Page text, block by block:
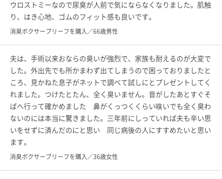
ウロストミーなので尿臭が人前で気にならなくなりました。肌触
り、はき心地、ゴムのフィット感も良いです。
消臭ボクサーブリーフを購入／66歳男性
夫は、手術以来おならの臭いが強烈で、家族も耐えるのが大変で
した。外出先でも所かまわず出てしまうので困っておりましたと
ころ、見かねた息子がネットで調べて試しにとプレゼントしてく
れました。つけたとたん、全く臭いません。音がしたあとすぐそ
ばへ行って確かめました 鼻がくっつくくらい嗅いでも全く臭わ
ないのには本当に驚きました。三年前にしっていれば夫も辛い思
いをせずに済んだのにと思い 同じ病後の人にすすめたいと思い
ます。
消臭ボクサーブリーフを購入／36歳女性